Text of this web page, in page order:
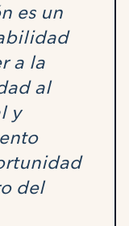
es un
a la
al
y
del